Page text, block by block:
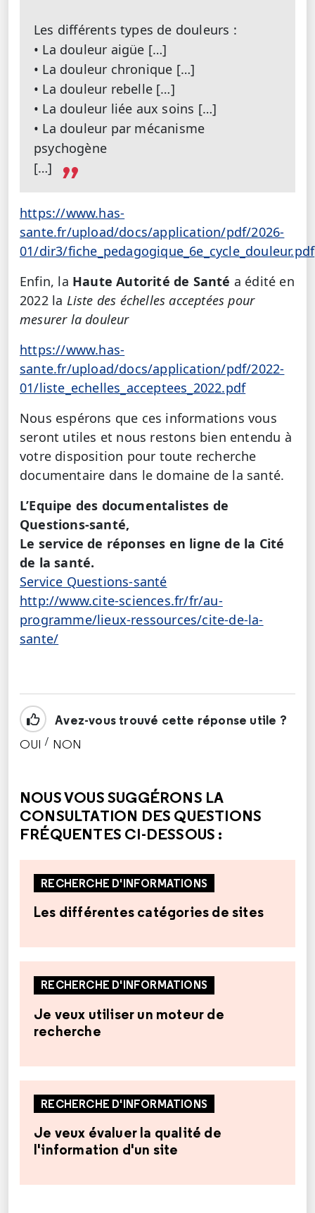
Les différents types de douleurs :
• La douleur aigüe […]
• La douleur chronique […]
• La douleur rebelle […]
• La douleur liée aux soins […]
• La douleur par mécanisme
psychogène
[…]
https://www.has-
sante.fr/upload/docs/application/pdf/2026-
01/dir3/fiche_pedagogique_6e_cycle_douleur.pdf
Enfin, la Haute Autorité de Santé a édité en
2022 la Liste des échelles acceptées pour
mesurer la douleur
https://www.has-
sante.fr/upload/docs/application/pdf/2022-
01/liste_echelles_acceptees_2022.pdf
Nous espérons que ces informations vous
seront utiles et nous restons bien entendu à
votre disposition pour toute recherche
documentaire dans le domaine de la santé.
L’Equipe des documentalistes de
Questions-santé,
Le service de réponses en ligne de la Cité
de la santé.
Service Questions-santé
http://www.cite-sciences.fr/fr/au-
programme/lieux-ressources/cite-de-la-
sante/
Avez-vous trouvé cette réponse utile ?
OUI / NON
NOUS VOUS SUGGÉRONS LA
CONSULTATION DES QUESTIONS
FRÉQUENTES CI-DESSOUS :
RECHERCHE D'INFORMATIONS
Les différentes catégories de sites
RECHERCHE D'INFORMATIONS
Je veux utiliser un moteur de
recherche
RECHERCHE D'INFORMATIONS
Je veux évaluer la qualité de
l'information d'un site